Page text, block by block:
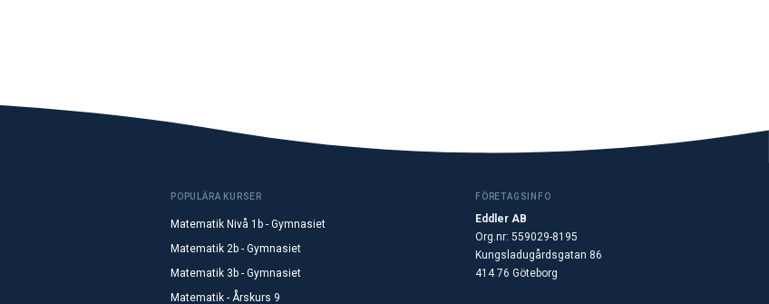
POPULÄRA KURSER
Matematik Nivå 1b - Gymnasiet
Matematik 2b - Gymnasiet
Matematik 3b - Gymnasiet
Matematik - Årskurs 9
FÖRETAGSINFO
Eddler AB
Org.nr: 559029-8195
Kungsladugårdsgatan 86
414 76 Göteborg